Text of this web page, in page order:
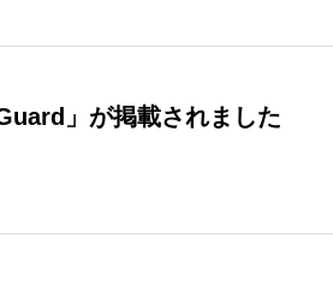
」が掲載されました